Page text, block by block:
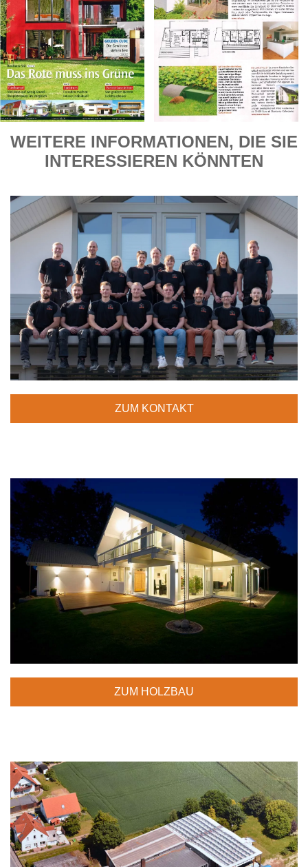
WEITERE INFORMATIONEN, DIE SIE
INTERESSIEREN KÖNNTEN
ZUM KONTAKT
ZUM HOLZBAU